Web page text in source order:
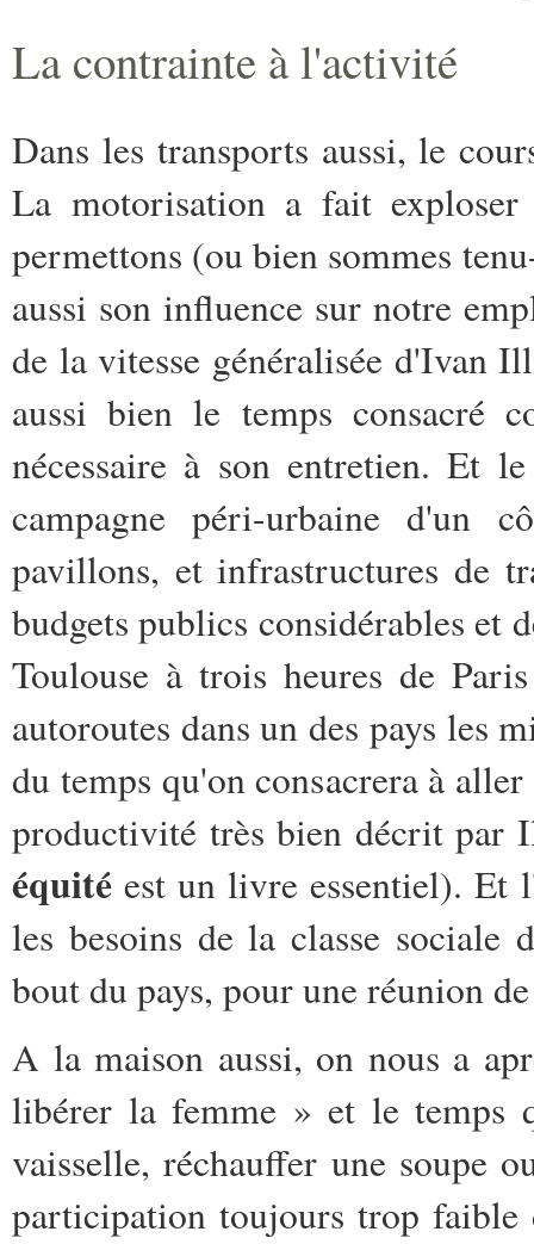
La contrainte à l'activité
Dans les transports aussi, le
La motorisation a fait exploser
permettons (ou bien sommes
aussi son influence sur notre
de la vitesse généralisée d'Ivan
aussi bien le temps consacré
nécessaire à son entretien. Et
campagne péri-urbaine d'un
pavillons, et infrastructures de
budgets publics considérables et
Toulouse à trois heures de
autoroutes dans un des pays les
du temps qu'on consacrera à
productivité très bien décrit par
équité est un livre essentiel). Et
les besoins de la classe sociale
bout du pays, pour une réunion
A la maison aussi, on nous a
libérer la femme » et le temps
vaisselle, réchauffer une soupe
participation toujours trop faible